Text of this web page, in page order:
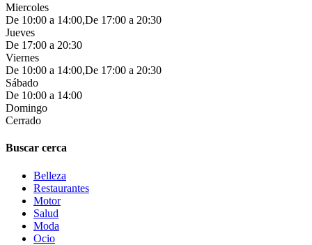
Miercoles
De 10:00 a 14:00,De 17:00 a 20:30
Jueves
De 17:00 a 20:30
Viernes
De 10:00 a 14:00,De 17:00 a 20:30
Sábado
De 10:00 a 14:00
Domingo
Cerrado
Buscar cerca
Belleza
Restaurantes
Motor
Salud
Moda
Ocio